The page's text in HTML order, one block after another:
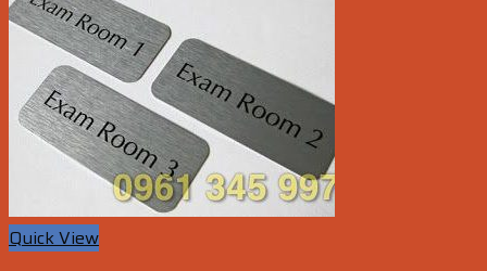
Quick View